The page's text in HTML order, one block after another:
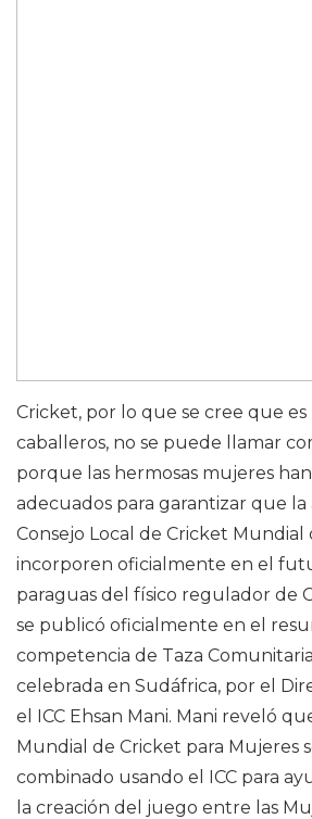
Cricket, por lo que se cree que
caballeros, no se puede llamar
porque las hermosas mujeres
adecuados para garantizar que la
Consejo Local de Cricket Mundial
incorporen oficialmente en el
paraguas del físico regulador de
se publicó oficialmente en el
competencia de Taza
celebrada en Sudáfrica, por el
el ICC Ehsan Mani. Mani reveló
Mundial de Cricket para Mujeres
combinado usando el ICC para
la creación del juego entre las